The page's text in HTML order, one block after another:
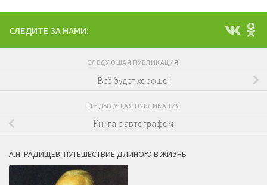
СЛЕДИТЕ ЗА НАМИ:
СЛЕДУЮЩАЯ ПУБЛИКАЦИЯ
Всё будет хорошо!
ПРЕДЫДУЩАЯ ПУБЛИКАЦИЯ
Книга с автографом
А.Н. РАДИЩЕВ: ПУТЕШЕСТВИЕ ДЛИНОЮ В ЖИЗНЬ